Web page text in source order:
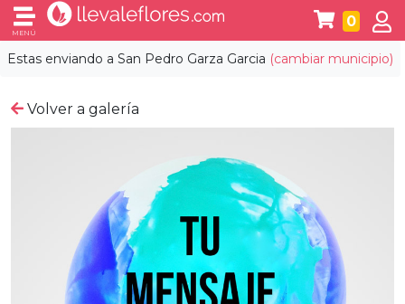
Estas enviando a San Pedro Garza Garcia (cambiar municipio)
MENÚ
0
Volver a galería